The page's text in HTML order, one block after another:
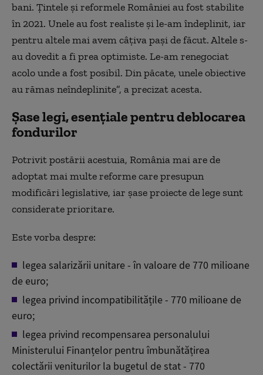
bani. Țintele și reformele României au fost stabilite
în 2021. Unele au fost realiste și le-am îndeplinit, iar
pentru altele mai avem câțiva pași de făcut. Altele s-
au dovedit a fi prea optimiste. Le-am renegociat
acolo unde a fost posibil. Din păcate, unele obiective
au rămas neîndeplinite”, a precizat acesta.
Șase legi, esențiale pentru deblocarea
fondurilor
Potrivit postării acestuia, România mai are de
adoptat mai multe reforme care presupun
modificări legislative, iar șase proiecte de lege sunt
considerate prioritare.
Este vorba despre:
legea salarizării unitare - în valoare de 770 milioane
de euro;
legea privind incompatibilitățile - 770 milioane de
euro;
legea privind recompensarea personalului
Ministerului Finanțelor pentru îmbunătățirea
colectării veniturilor la bugetul de stat - 770